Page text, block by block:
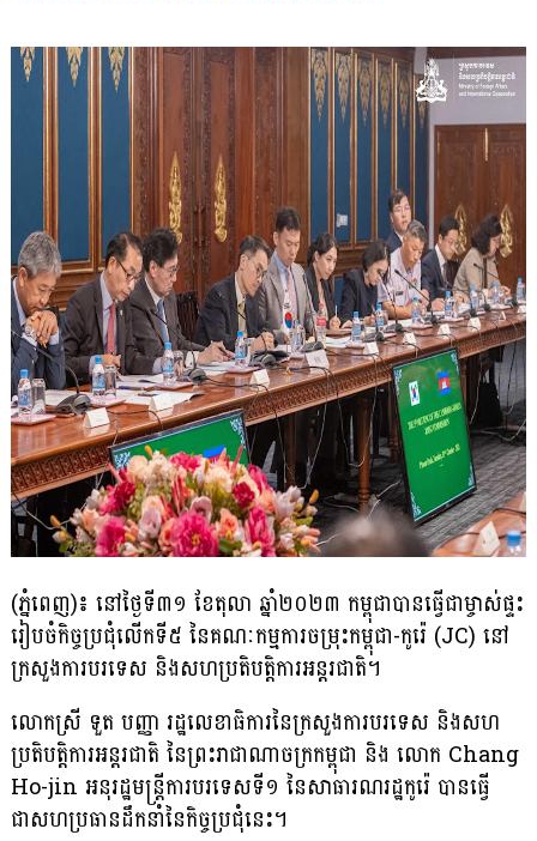
(ភ្នំពេញ)៖ នៅថ្ងៃទី៣១ ខែតុលា ឆ្នាំ២០២៣ កម្ពុជាបានធ្វើជាម្ចាស់ផ្ទះ
រៀបចំកិច្ចប្រជុំលើកទី៥ នៃគណៈកម្មការចម្រុះកម្ពុជា-កូរ៉េ (JC) នៅ
ក្រសួងការបរទេស និងសហប្រតិបត្តិការអន្តរជាតិ។
លោកស្រី ទួត បញ្ញា រដ្ឋលេខាធិការនៃក្រសួងការបរទេស និងសហ
ប្រតិបត្តិការអន្តរជាតិ នៃព្រះរាជាណាចក្រកម្ពុជា និង លោក Chang
Ho-jin អនុរដ្ឋមន្ត្រីការបរទេសទី១ នៃសាធារណរដ្ឋកូរ៉េ បានធ្វើ
ជាសហប្រធានដឹកនាំនៃកិច្ចប្រជុំនេះ។